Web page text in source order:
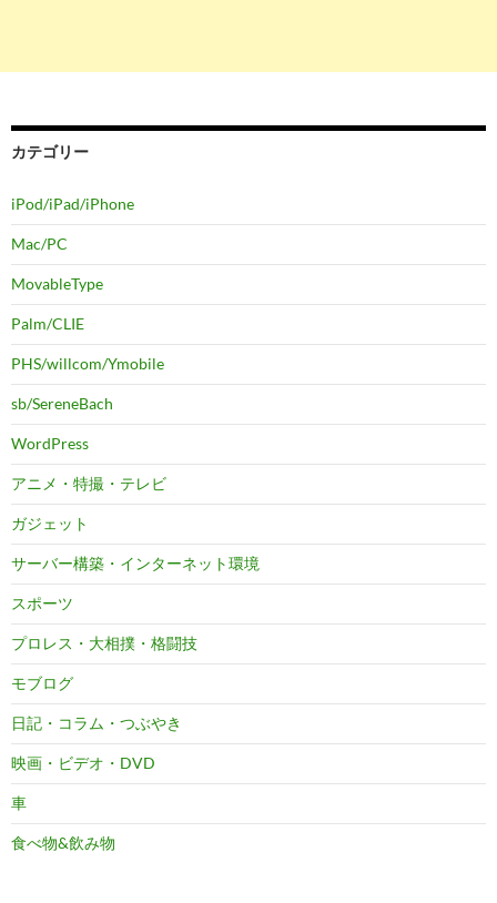
カテゴリー
iPod/iPad/iPhone
Mac/PC
MovableType
Palm/CLIE
PHS/willcom/Ymobile
sb/SereneBach
WordPress
アニメ・特撮・テレビ
ガジェット
サーバー構築・インターネット環境
スポーツ
プロレス・大相撲・格闘技
モブログ
日記・コラム・つぶやき
映画・ビデオ・DVD
車
食べ物&飲み物